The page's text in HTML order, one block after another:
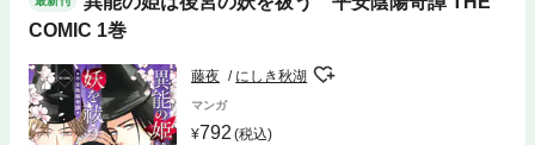
COMIC 1巻
藤夜 にしき秋湖
マンガ
792 (税込)